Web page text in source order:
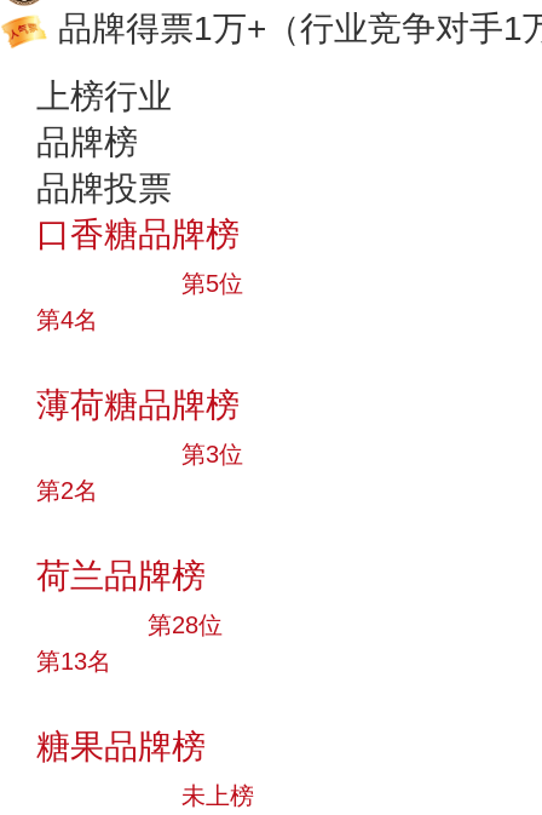
品牌得票1万+ （行业竞争对手1
上榜行业
品牌榜
品牌投票
口香糖品牌榜
第5位
第4名
薄荷糖品牌榜
第3位
第2名
荷兰品牌榜
第28位
第13名
糖果品牌榜
未上榜